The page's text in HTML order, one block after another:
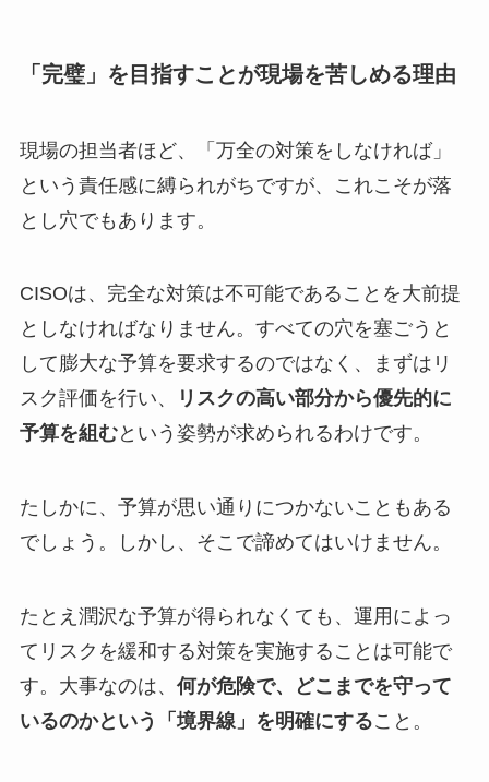
「完璧」を目指すことが現場を苦しめる理由
現場の担当者ほど、「万全の対策をしなければ」
という責任感に縛られがちですが、これこそが落
とし穴でもあります。
CISOは、完全な対策は不可能であることを大前提
としなければなりません。すべての穴を塞ごうと
して膨大な予算を要求するのではなく、まずはリ
スク評価を行い、
リスクの高い部分から優先的に
予算を組むという姿勢が求められるわけです。
たしかに、予算が思い通りにつかないこともある
でしょう。しかし、そこで諦めてはいけません。
たとえ潤沢な予算が得られなくても、運用によっ
てリスクを緩和する対策を実施することは可能で
す。大事なのは、 何が危険で、どこまでを守って
いるのかという「境界線」を明確にすること。